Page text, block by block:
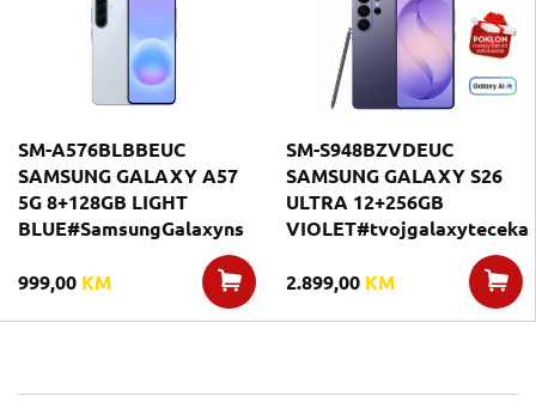
SM-A576BLBBEUC
SAMSUNG GALAXY A57
5G 8+128GB LIGHT
BLUE#SamsungGalaxyns
999,00 KM
SM-S948BZVDEUC
SAMSUNG GALAXY S26
ULTRA 12+256GB
VIOLET#tvojgalaxyteceka
2.899,00 KM